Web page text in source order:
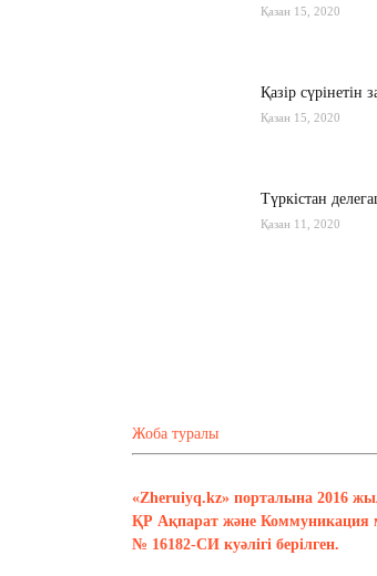
Қазан 15, 2020
Қазір сүрінетін
Қазан 15, 2020
Түркістан
Қазан 11, 2020
Жоба туралы
«Zheruiyq.kz» порталына 2016
ҚР Ақпарат және Коммуникация
№ 16182-СИ куәлігі берілген.